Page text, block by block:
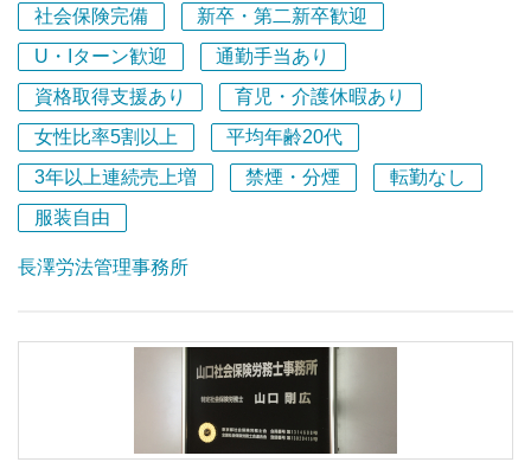
代表の価値観や経営理念に共感いただいた方はぜひご応募
ください！
■代表の価値観
「地域から日本を元気にして、好循環社会を次世代に残し
ていきたい」という代表の思想から経営理念を設計してい
ます。
売上げのみの追求はせず、弁護士様、税理士様など他士業
売り込まないことやスタッフにノルマは課さないことを徹
以上のことから、既存顧客としっかりと向き合うことがで
き、本当に必要なサービスを提供しているため、スタッフ
社会保険完備
新卒・第二新卒歓迎
U・Iターン歓迎
通勤手当あり
資格取得支援あり
育児・介護休暇あり
女性比率5割以上
平均年齢20代
3年以上連続売上増
禁煙・分煙
転勤なし
服装自由
長澤労法管理事務所